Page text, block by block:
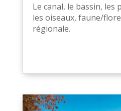
Le canal, le bassin, les
les oiseaux, faune/
régionale.